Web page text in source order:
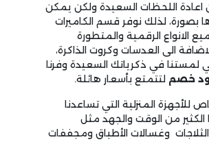
اعادة اللحظات السعيدة ولكن يمكن
بصورة، لذلك نوفر قسم الكاميرات
الانواع الرقمية والمتطورة
الى العدسات وكروت الذاكرة،
في ذكرياتك السعيدة وفرنا
خصم لتتمتع بأسعار هائلة.
للأجهزة المنزلية التي تساعدنا
الكثير من الوقت والجهد مثل
وغسالات الأطباق ومجففات